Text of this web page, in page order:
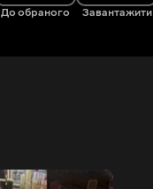
До обраного Завантажити